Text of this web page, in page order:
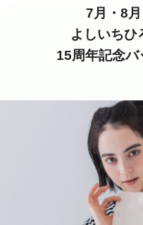
7月・8
よしいちひ
15周年記念バ